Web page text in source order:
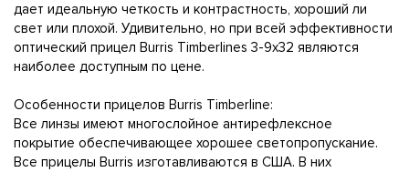
дает идеальную четкость и контрастность, хороший ли
свет или плохой. Удивительно, но при всей эффективности
оптический прицел Burris Timberlines 3-9x32 являются
наиболее доступным по цене.
Особенности прицелов Burris Timberline:
Все линзы имеют многослойное антирефлексное
покрытие обеспечивающее хорошее светопропускание.
Все прицелы Burris изготавливаются в США. В них